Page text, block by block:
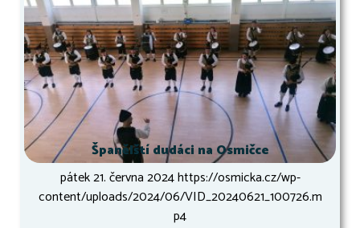
Španělští dudáci na Osmičce
pátek 21. června 2024 https://osmicka.cz/wp-
content/uploads/2024/06/VID_20240621_100726.m
p4